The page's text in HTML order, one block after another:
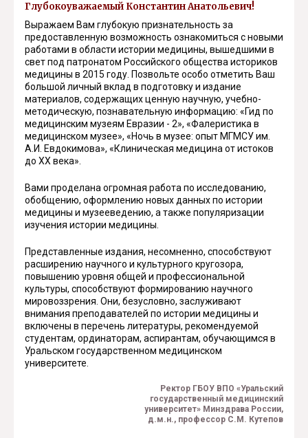
Глубокоуважаемый Константин Анатольевич!
Выражаем Вам глубокую признательность за
предоставленную возможность ознакомиться с новыми
работами в области истории медицины, вышедшими в
свет под патронатом Российского общества историков
медицины в 2015 году. Позвольте особо отметить Ваш
большой личный вклад в подготовку и издание
материалов, содержащих ценную научную, учебно-
методическую, познавательную информацию: «Гид по
медицинским музеям Евразии - 2», «Фалеристика в
медицинском музее», «Ночь в музее: опыт МГМСУ им.
А.И. Евдокимова», «Клиническая медицина от истоков
до XX века».
Вами проделана огромная работа по исследованию,
обобщению, оформлению новых данных по истории
медицины и музееведению, а также популяризации
изучения истории медицины.
Представленные издания, несомненно, способствуют
расширению научного и культурного кругозора,
повышению уровня общей и профессиональной
культуры, способствуют формированию научного
мировоззрения. Они, безусловно, заслуживают
внимания преподавателей по истории медицины и
включены в перечень литературы, рекомендуемой
студентам, ординаторам, аспирантам, обучающимся в
Уральском государственном медицинском
университете.
Ректор ГБОУ ВПО «Уральский
государственный медицинский
университет» Минздрава России,
д.м.н., профессор С.М. Кутепов